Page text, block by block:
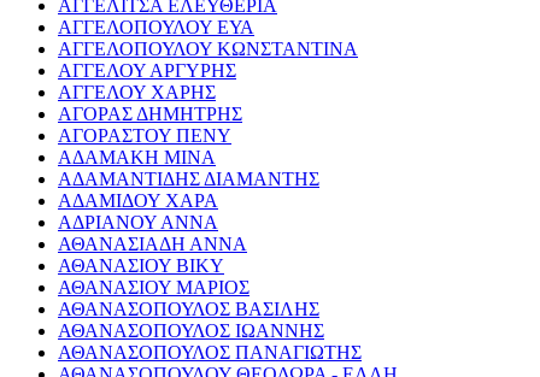
ΑΓΓΕΛΙΤΣΑ ΕΛΕΥΘΕΡΙΑ
ΑΓΓΕΛΟΠΟΥΛΟΥ ΕΥΑ
ΑΓΓΕΛΟΠΟΥΛΟΥ ΚΩΝΣΤΑΝΤΙΝΑ
ΑΓΓΕΛΟΥ ΑΡΓΥΡΗΣ
ΑΓΓΕΛΟΥ ΧΑΡΗΣ
ΑΓΟΡΑΣ ΔΗΜΗΤΡΗΣ
ΑΓΟΡΑΣΤΟΥ ΠΕΝΥ
ΑΔΑΜΑΚΗ ΜΙΝΑ
ΑΔΑΜΑΝΤΙΔΗΣ ΔΙΑΜΑΝΤΗΣ
ΑΔΑΜΙΔΟΥ ΧΑΡΑ
ΑΔΡΙΑΝΟΥ ΑΝΝΑ
ΑΘΑΝΑΣΙΑΔΗ ΑΝΝΑ
ΑΘΑΝΑΣΙΟΥ ΒΙΚΥ
ΑΘΑΝΑΣΙΟΥ ΜΑΡΙΟΣ
ΑΘΑΝΑΣΟΠΟΥΛΟΣ ΒΑΣΙΛΗΣ
ΑΘΑΝΑΣΟΠΟΥΛΟΣ ΙΩΑΝΝΗΣ
ΑΘΑΝΑΣΟΠΟΥΛΟΣ ΠΑΝΑΓΙΩΤΗΣ